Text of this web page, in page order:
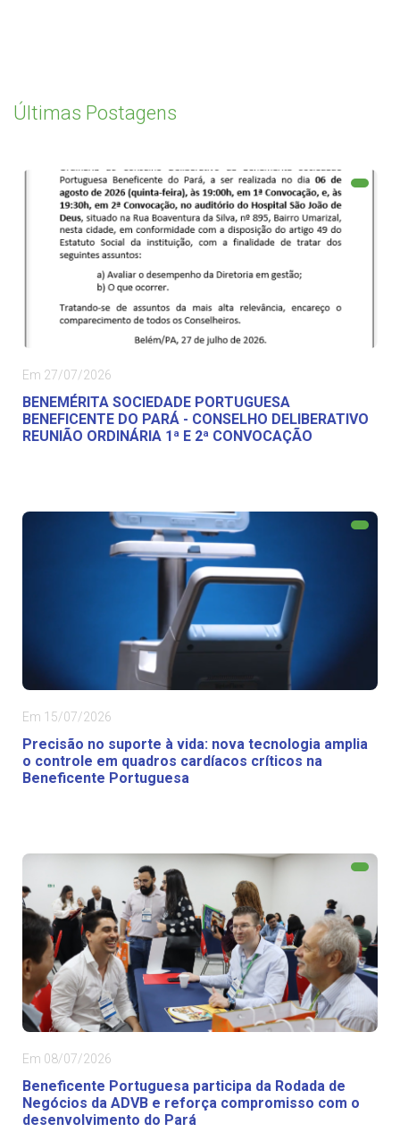
Últimas Postagens
Em 27/07/2026
BENEMÉRITA SOCIEDADE PORTUGUESA
BENEFICENTE DO PARÁ - CONSELHO DELIBERATIVO
REUNIÃO ORDINÁRIA 1ª E 2ª CONVOCAÇÃO
Em 15/07/2026
Precisão no suporte à vida: nova tecnologia amplia
o controle em quadros cardíacos críticos na
Beneficente Portuguesa
Em 08/07/2026
Beneficente Portuguesa participa da Rodada de
Negócios da ADVB e reforça compromisso com o
desenvolvimento do Pará